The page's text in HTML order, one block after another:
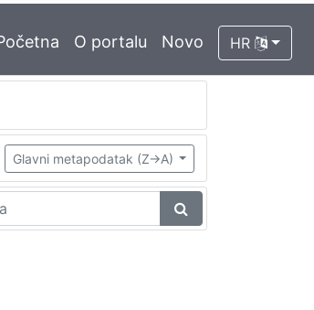
O portalu Novo HR
Glavni metapodatak (Z->A)